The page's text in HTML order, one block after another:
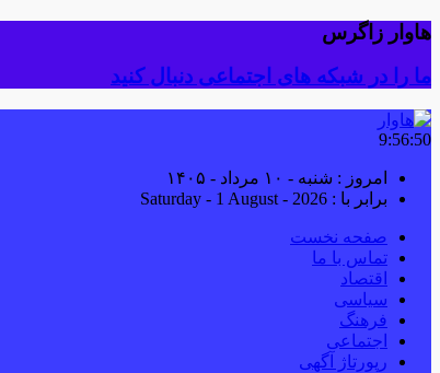
هاوار زاگرس
ما را در شبکه های اجتماعی دنبال کنید
9:56:51
امروز : شنبه - ۱۰ مرداد - ۱۴۰۵
برابر با : Saturday - 1 August - 2026
صفحه نخست
تماس با ما
اقتصاد
سیاسی
فرهنگ
اجتماعی
رپورتاژ آگهی